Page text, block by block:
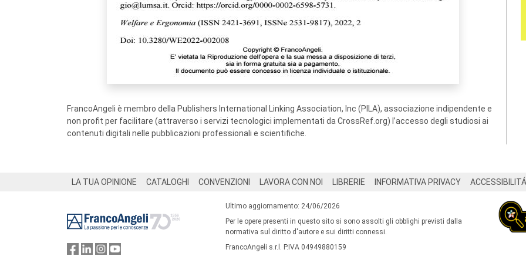
FrancoAngeli è membro della Publishers International Linking Association, Inc (PILA), associazione indipendente e
non profit per facilitare (attraverso i servizi tecnologici implementati da CrossRef.org) l’accesso degli studiosi ai
contenuti digitali nelle pubblicazioni professionali e scientifiche.
LA TUA OPINIONE CATALOGHI CONVENZIONI LAVORA CON NOI LIBRERIE INFORMATIVA PRIVACY ACCESSIBILITÁ
Ultimo aggiornamento: 24/06/2026
Per le opere presenti in questo sito si sono assolti gli obblighi previsti dalla
normativa sul diritto d'autore e sui diritti connessi.
FrancoAngeli s.r.l. P.IVA 04949880159